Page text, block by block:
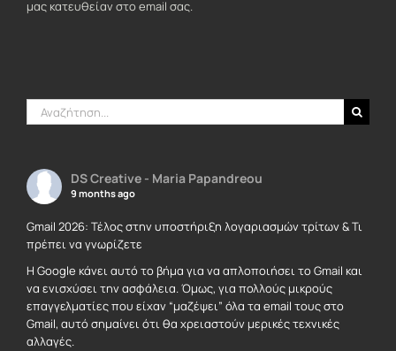
μας κατευθείαν στο email σας.
Αναζήτηση
για:
DS Creative - Maria Papandreou
9 months ago
Gmail 2026: Τέλος στην υποστήριξη λογαριασμών τρίτων & Τι
πρέπει να γνωρίζετε
Η Google κάνει αυτό το βήμα για να απλοποιήσει το Gmail και
να ενισχύσει την ασφάλεια. Όμως, για πολλούς μικρούς
επαγγελματίες που είχαν “μαζέψει” όλα τα email τους στο
Gmail, αυτό σημαίνει ότι θα χρειαστούν μερικές τεχνικές
αλλαγές.